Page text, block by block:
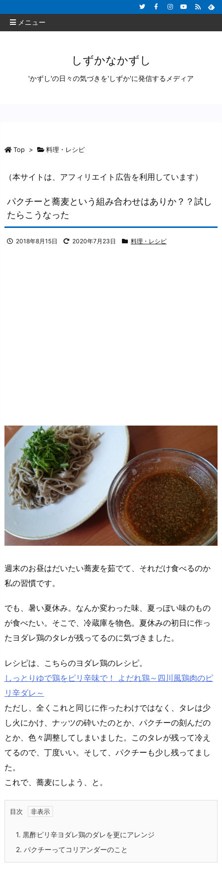
メニュー
しずかなかずし
'かずし'の日々の気づきを'しずか'に発信するメディア
Top > 料理・レシピ
（本サイトは、アフィリエイト広告を利用しています）
パクチーと蕎麦という組み合わせはありか？？試し
たらこうなった
2018年8月15日 2020年7月23日 料理・レシピ
週末のお昼はだいたい蕎麦を茹でて、それだけ食べるのか
私の習慣です。
でも、暑い夏休み。なんか変わった味、夏っぽい味のもの
が食べたい。そこで、冷蔵庫を物色。夏休みの初日に作っ
たヨダレ鶏のタレが残ってるのに気づきました。
レシピは、こちらのヨダレ鶏のレシピ。
しっとりゆで鶏をピリ辛味で！ よだれ鶏～四川風鶏肉のピ
リ辛ダレ～
ただし、全くこれと同じに作ったわけではなく、タレは少
し火にかけ、ナッツの砕いたのとか、パクチーの刻んだの
とか、色々調整してしまいました。このタレが残って冷え
てるので、丁度いい。そして、パクチーも少し残ってまし
た。
これで、蕎麦にしよう、と。
目次
1. 黒酢ピリ辛ヨダレ鶏のダレを更にアレンジ
2. パクチーってコリアンダーのこと